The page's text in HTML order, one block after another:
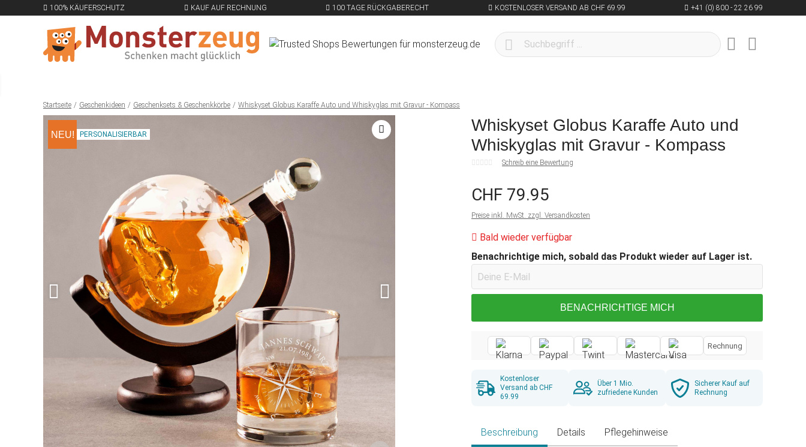
100% KÄUFERSCHUTZ KAUF AUF RECHNUNG 100 TAGE RÜCKGABERECHT KOSTENLOSER VERSAND AB CHF 69.99 +41 (0) 800 - 22 26 99
Startseite Geschenkideen Geschenksets & Geschenkkörbe Whiskyset Globus Karaffe Auto und Whiskyglas mit Gravur - Kompass
NEU! PERSONALISIERBAR
Whiskyset Globus Karaffe Auto und
Whiskyglas mit Gravur - Kompass
Schreib eine Bewertung
CHF 79.95
Preise inkl. MwSt. zzgl. Versandkosten
Bald wieder verfügbar
Benachrichtige mich, sobald das Produkt wieder auf Lager ist.
BENACHRICHTIGE MICH
Rechnung
Kostenloser
Versand ab CHF
69.99
Über 1 Mio.
zufriedene Kunden
Sicherer Kauf auf
Rechnung
Beschreibung Details Pflegehinweise